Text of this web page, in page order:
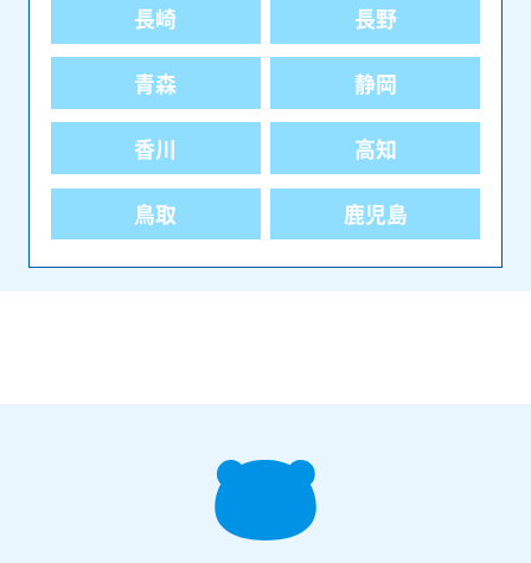
長崎 長野
青森 静岡
香川 高知
鳥取 鹿児島